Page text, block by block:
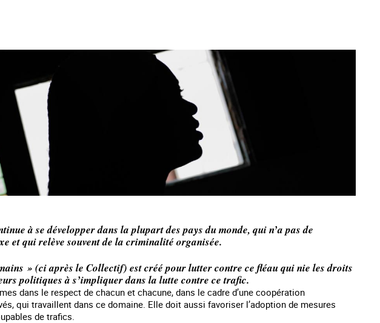
à se développer dans la plupart des pays du monde, qui n’a pas de
et qui relève souvent de la criminalité organisée.
» (ci après le Collectif) est créé pour lutter contre ce fléau qui nie les droits
politiques à s’impliquer dans la lutte contre ce trafic.
dans le respect de chacun et chacune, dans le cadre d’une coopération
qui travaillent dans ce domaine. Elle doit aussi favoriser l’adoption de mesures
de trafics.